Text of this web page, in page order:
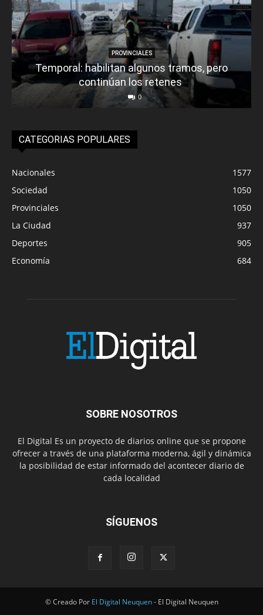
PROVINCIALES
Temporal: habilitan algunos tramos, pero
continúan los retenes
0
CATEGORIAS POPULARES
Nacionales
1577
Sociedad
1050
Provinciales
1050
La Ciudad
937
Deportes
905
Economía
684
SOBRE NOSOTROS
El Digital Es un proyecto de diarios online que se propone
ofrecer a través de una plataforma moderna, ágil y dinámica
la posibilidad de estar informado del acontecer diario de
cada localidad
SÍGUENOS
© Creado Por El Digital Neuquen- El Digital Neuquen